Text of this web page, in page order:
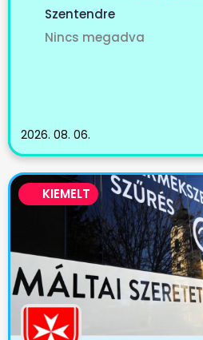
Szentendre
Nincs megadva
2026. 08. 06.
KIEMELT